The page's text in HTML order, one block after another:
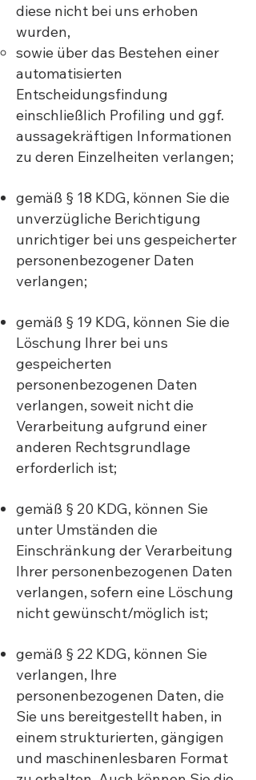
diese nicht bei uns erhoben
wurden,
sowie über das Bestehen einer
automatisierten
Entscheidungsfindung
einschließlich Profiling und ggf.
aussagekräftigen Informationen
zu deren Einzelheiten verlangen;
gemäß § 18 KDG, können Sie die
unverzügliche Berichtigung
unrichtiger bei uns gespeicherter
personenbezogener Daten
verlangen;
gemäß § 19 KDG, können Sie die
Löschung Ihrer bei uns
gespeicherten
personenbezogenen Daten
verlangen, soweit nicht die
Verarbeitung aufgrund einer
anderen Rechtsgrundlage
erforderlich ist;
gemäß § 20 KDG, können Sie
unter Umständen die
Einschränkung der Verarbeitung
Ihrer personenbezogenen Daten
verlangen, sofern eine Löschung
nicht gewünscht/möglich ist;
gemäß § 22 KDG, können Sie
verlangen, Ihre
personenbezogenen Daten, die
Sie uns bereitgestellt haben, in
einem strukturierten, gängigen
und maschinenlesbaren Format